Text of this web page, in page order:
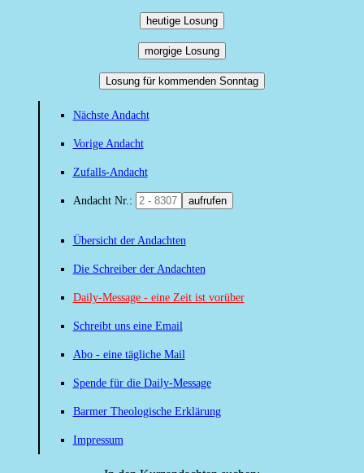
heutige Losung
morgige Losung
Losung für kommenden Sonntag
Nächste Andacht
Vorige Andacht
Zufalls-Andacht
Andacht Nr.: aufrufen
Übersicht der Andachten
Die Schreiber der Andachten
Daily-Message - eine Zeit ist vorüber
Schreibt uns eine Email
Abo - eine tägliche Mail
Spende für die Daily-Message
Barmer Theologische Erklärung
Impressum